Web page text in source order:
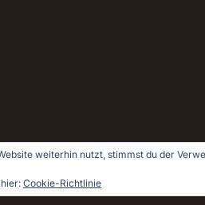
weiterhin nutzt, stimmst du der
Cookie-Richtlinie